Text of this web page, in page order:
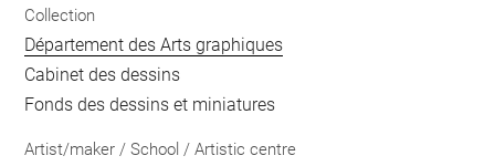
Collection
Département des Arts graphiques
Cabinet des dessins
Fonds des dessins et miniatures
Artist/maker / School / Artistic centre